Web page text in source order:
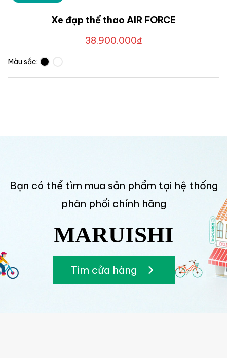
Xe đạp thể thao AIR FORCE
38.900.000₫
Màu sắc:
Bạn có thể tìm mua sản phẩm tại hệ thống
phân phối chính hãng
MARUISHI
Tìm cửa hàng